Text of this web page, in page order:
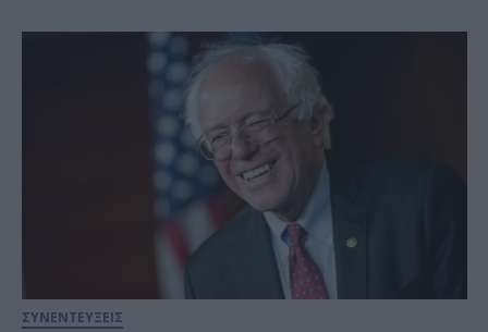
των μεταφορών
ΣΥΝΕΝΤΕΥΞΕΙΣ